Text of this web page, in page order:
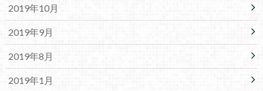
2019年10月
2019年9月
2019年8月
2019年1月